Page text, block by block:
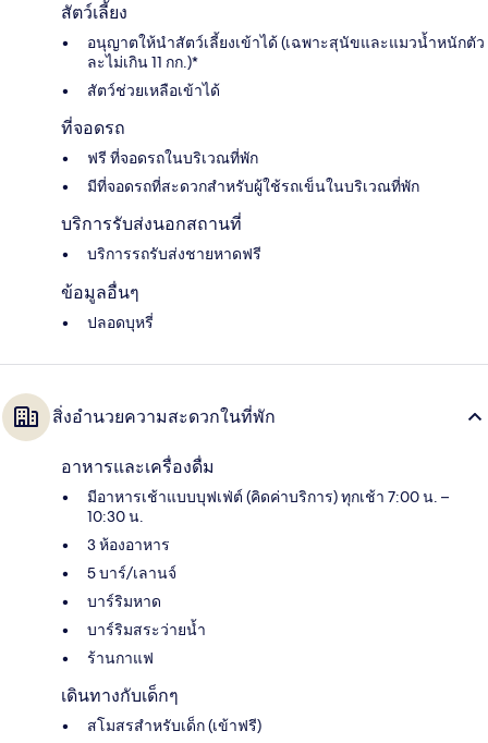
สัตว์เลี้ยง
อนุญาตให้นำสัตว์เลี้ยงเข้าได้ (เฉพาะสุนัขและแมวน้ำหนักตัว
ละไม่เกิน 11 กก.)*
สัตว์ช่วยเหลือเข้าได้
ที่จอดรถ
ฟรี ที่จอดรถในบริเวณที่พัก
มีที่จอดรถที่สะดวกสำหรับผู้ใช้รถเข็นในบริเวณที่พัก
บริการรับส่งนอกสถานที่
บริการรถรับส่งชายหาดฟรี
ข้อมูลอื่นๆ
ปลอดบุหรี่
สิ่งอำนวยความสะดวกในที่พัก
อาหารและเครื่องดื่ม
มีอาหารเช้าแบบบุฟเฟ่ต์ (คิดค่าบริการ) ทุกเช้า 7:00 น. –
10:30 น.
3 ห้องอาหาร
5 บาร์/เลานจ์
บาร์ริมหาด
บาร์ริมสระว่ายน้ำ
ร้านกาแฟ
เดินทางกับเด็กๆ
สโมสรสำหรับเด็ก (เข้าฟรี)